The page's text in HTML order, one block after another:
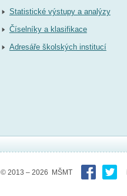
Statistické výstupy a analýzy
Číselníky a klasifikace
Adresáře školských institucí
© 2013 – 2026 MŠMT